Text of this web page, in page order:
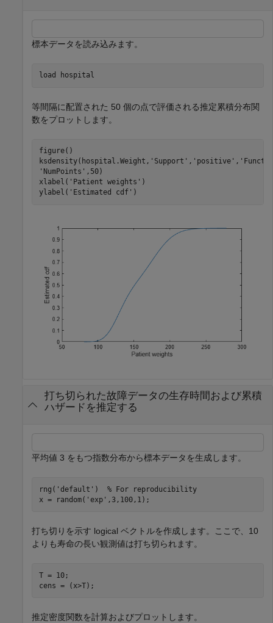
標本データを読み込みます。
load hospital
等間隔に配置された 50 個の点で評価される推定累積分布関
数をプロットします。
figure()
ksdensity(hospital.Weight, 'Support' , 'positive' ,
'NumPoints' ,50)
xlabel( 'Patient weights' )
ylabel( 'Estimated cdf' )
打ち切られた故障データの生存時間および累積
ハザードを推定する
平均値 3 をもつ指数分布から標本データを生成します。
rng( 'default' ) % For reproducibility
x = random( 'exp' ,3,100,1);
打ち切りを示す logical ベクトルを作成します。ここで、10
よりも寿命の長い観測値は打ち切られます。
T = 10;
cens = (x>T);
推定密度関数を計算およびプロットします。